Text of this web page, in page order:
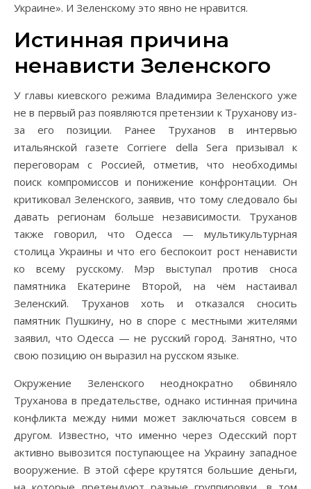
Украине». И Зеленскому это явно не нравится.
Истинная причина
ненависти Зеленского
У главы киевского режима Владимира Зеленского уже
не в первый раз появляются претензии к Труханову из-
за его позиции. Ранее Труханов в интервью
итальянской газете Corriere della Sera призывал к
переговорам с Россией, отметив, что необходимы
поиск компромиссов и понижение конфронтации. Он
критиковал Зеленского, заявив, что тому следовало бы
давать регионам больше независимости. Труханов
также говорил, что Одесса — мультикультурная
столица Украины и что его беспокоит рост ненависти
ко всему русскому. Мэр выступал против сноса
памятника Екатерине Второй, на чём настаивал
Зеленский. Труханов хоть и отказался сносить
памятник Пушкину, но в споре с местными жителями
заявил, что Одесса — не русский город. Занятно, что
свою позицию он выразил на русском языке.
Окружение Зеленского неоднократно обвиняло
Труханова в предательстве, однако истинная причина
конфликта между ними может заключаться совсем в
другом. Известно, что именно через Одесский порт
активно вывозится поступающее на Украину западное
вооружение. В этой сфере крутятся большие деньги,